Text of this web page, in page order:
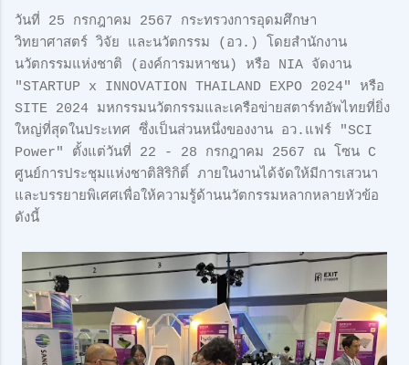
วันที่ 25 กรกฎาคม 2567 กระทรวงการอุดมศึกษา
วิทยาศาสตร์ วิจัย และนวัตกรรม (อว.) โดยสำนักงาน
นวัตกรรมแห่งชาติ (องค์การมหาชน) หรือ NIA จัดงาน
"STARTUP x INNOVATION THAILAND EXPO 2024" หรือ
SITE 2024 มหกรรมนวัตกรรมและเครือข่ายสตาร์ทอัพไทยที่ยิ่ง
ใหญ่ที่สุดในประเทศ ซึ่งเป็นส่วนหนึ่งของงาน อว.แฟร์ "SCI
Power" ตั้งแต่วันที่ 22 - 28 กรกฎาคม 2567 ณ โซน C
ศูนย์การประชุมแห่งชาติสิริกิติ์ ภายในงานได้จัดให้มีการเสวนา
และบรรยายพิเศศเพื่อให้ความรู้ด้านนวัตกรรมหลากหลายหัวข้อ
ดังนี้